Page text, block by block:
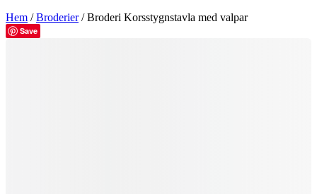
Hem /Broderier/ Broderi Korsstygnstavla med valpar
Save